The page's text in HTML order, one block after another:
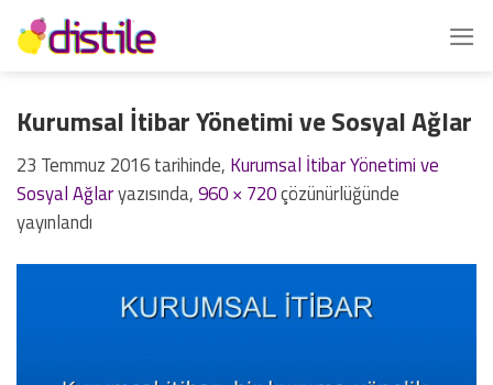
İçeriğe
atla
Kurumsal İtibar Yönetimi ve Sosyal Ağlar
23 Temmuz 2016tarihinde, Kurumsal İtibar Yönetimi ve
Sosyal Ağlaryazısında,960 × 720çözünürlüğünde
yayınlandı